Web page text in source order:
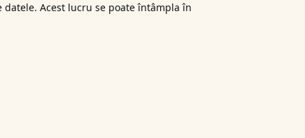
Acest lucru se poate întâmpla în